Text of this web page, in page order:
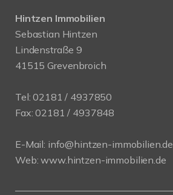
Hintzen Immobilien
Sebastian Hintzen
Lindenstraße 9
41515 Grevenbroich
Tel:02181 / 4937850
Fax: 02181 / 4937848
E-Mail: info@hintzen-immobilien.de
Web:www.hintzen-immobilien.de